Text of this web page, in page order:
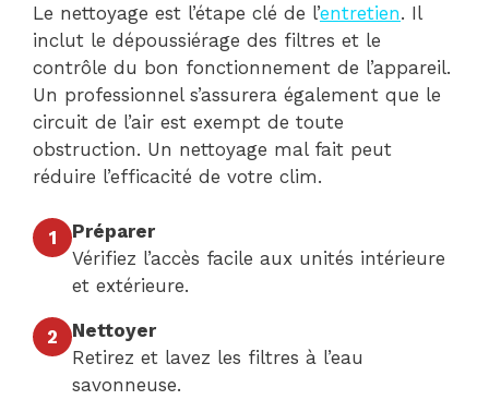
Le nettoyage est l’étape clé de l’entretien. Il
inclut le dépoussiérage des filtres et le
contrôle du bon fonctionnement de l’appareil.
Un professionnel s’assurera également que le
circuit de l’air est exempt de toute
obstruction. Un nettoyage mal fait peut
réduire l’efficacité de votre clim.
1
Préparer
Vérifiez l’accès facile aux unités intérieure
et extérieure.
2
Nettoyer
Retirez et lavez les filtres à l’eau
savonneuse.